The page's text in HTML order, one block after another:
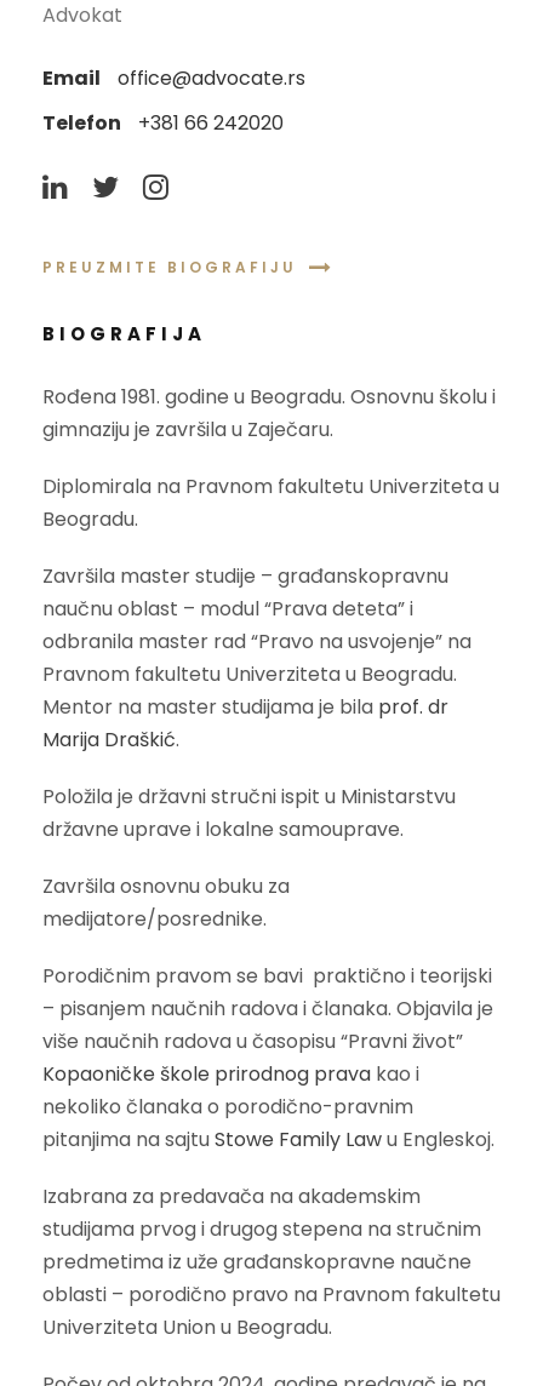
Advokat
Email
office@advocate.rs
Telefon
+381 66 242020
PREUZMITE BIOGRAFIJU
BIOGRAFIJA
Rođena 1981. godine u Beogradu. Osnovnu školu i
gimnaziju je završila u Zaječaru.
Diplomirala na Pravnom fakultetu Univerziteta u
Beogradu.
Završila master studije – građanskopravnu
naučnu oblast – modul “Prava deteta” i
odbranila master rad “Pravo na usvojenje” na
Pravnom fakultetu Univerziteta u Beogradu.
Mentor na master studijama je bila prof. dr
Marija Draškić.
Položila je državni stručni ispit u Ministarstvu
državne uprave i lokalne samouprave.
Završila osnovnu obuku za
medijatore/posrednike.
Porodičnim pravom se bavi praktično i teorijski
– pisanjem naučnih radova i članaka. Objavila je
više naučnih radova u časopisu “Pravni život”
Kopaoničke škole prirodnog prava kao i
nekoliko članaka o porodično-pravnim
pitanjima na sajtuStowe Family Lawu Engleskoj.
Izabrana za predavača na akademskim
studijama prvog i drugog stepena na stručnim
predmetima iz uže građanskopravne naučne
oblasti – porodično pravo na Pravnom fakultetu
Univerziteta Union u Beogradu.